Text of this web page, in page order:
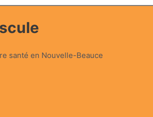
santé en Nouvelle-Beauce